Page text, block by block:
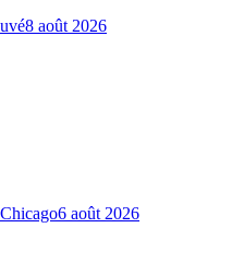
8 août 2026
6 août 2026